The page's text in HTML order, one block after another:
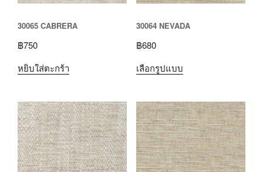
30065 CABRERA
฿750
หยิบใส่ตะกร้า
30064 NEVADA
฿680
เลือกรูปแบบ